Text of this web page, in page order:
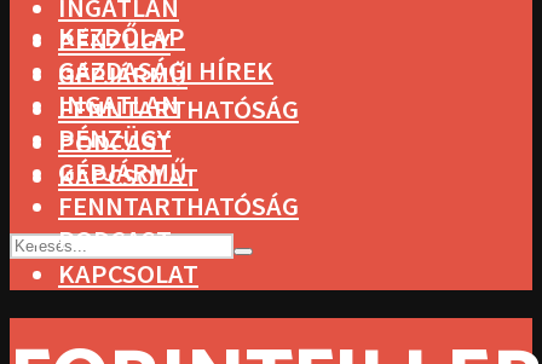
INGATLAN
PÉNZÜGY
GÉPJÁRMŰ
FENNTARTHATÓSÁG
PODCAST
KAPCSOLAT
KEZDŐLAP
GAZDASÁGI HÍREK
INGATLAN
PÉNZÜGY
GÉPJÁRMŰ
FENNTARTHATÓSÁG
PODCAST
KAPCSOLAT